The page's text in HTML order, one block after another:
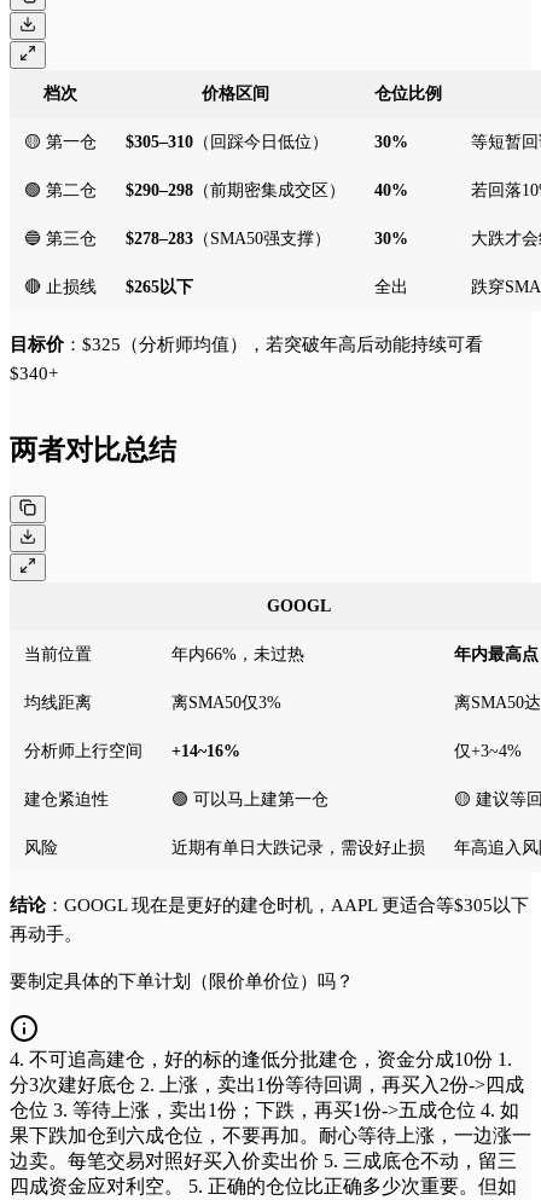
档次 价格区间 仓位比例
🟡 第一仓 $305–310 （回踩今日低位） 30% 等短暂
🟢 第二仓 $290–298 （前期密集成交区） 40% 若回落
🔵 第三仓 $278–283 （SMA50强支撑） 30% 大跌才
🔴 止损线 $265以下 全出 跌穿
目标价：$325（分析师均值），若突破年高后动能持续可看
$340+
两者对比总结
GOOGL
当前位置 年内66%，未过热 年内最高点
均线距离 离SMA50仅3% 离SMA50
分析师上行空间 +14~16% 仅+3~4%
建仓紧迫性 🟢 可以马上建第一仓 🟡 建议等
风险 近期有单日大跌记录，需设好止损 年高追入
结论：GOOGL 现在是更好的建仓时机，AAPL 更适合等$305以下
再动手。
要制定具体的下单计划（限价单价位）吗？
4. 不可追高建仓，好的标的逢低分批建仓，资金分成10份 1.
分3次建好底仓 2. 上涨，卖出1份等待回调，再买入2份->四成
仓位 3. 等待上涨，卖出1份；下跌，再买1份->五成仓位 4. 如
果下跌加仓到六成仓位，不要再加。耐心等待上涨，一边涨一
边卖。每笔交易对照好买入价卖出价 5. 三成底仓不动，留三
四成资金应对利空。 5. 正确的仓位比正确多少次重要。但如